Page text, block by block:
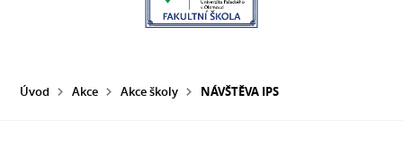
Úvod Akce Akce školy NÁVŠTĚVA IPS